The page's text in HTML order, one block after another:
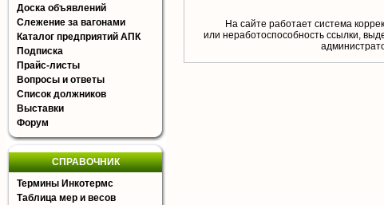
Доска объявлений
Слежение за вагонами
Каталог предприятий АПК
Подписка
Прайс-листы
Вопросы и ответы
Список должников
Выставки
Форум
СПРАВОЧНИК
Термины Инкотермс
Таблица мер и весов
На сайте работает система
или неработоспособность ссылки,